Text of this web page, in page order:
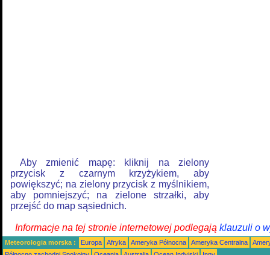
Aby zmienić mapę: kliknij na zielony
przycisk z czarnym krzyżykiem, aby
powiększyć; na zielony przycisk z myślnikiem,
aby pomniejszyć; na zielone strzałki, aby
przejść do map sąsiednich.
Informacje na tej stronie internetowej podlegają klauzuli o
Meteorologia morska : Europa Afryka Ameryka Północna Ameryka Centralna